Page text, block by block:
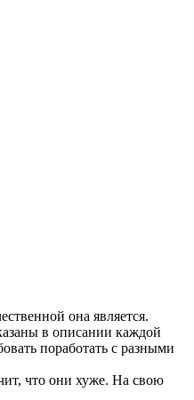
она является.
в описании каждой
поработать с разными
что они хуже. На свою